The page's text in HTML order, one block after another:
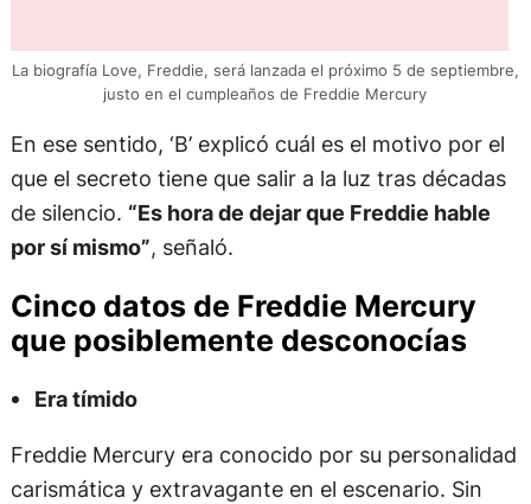
La biografía Love, Freddie, será lanzada el próximo 5 de septiembre,
justo en el cumpleaños de Freddie Mercury
En ese sentido, ‘B’ explicó cuál es el motivo por el
que el secreto tiene que salir a la luz tras décadas
de silencio. “Es hora de dejar que Freddie hable
por sí mismo”, señaló.
Cinco datos de Freddie Mercury
que posiblemente desconocías
Era tímido
Freddie Mercury era conocido por su personalidad
carismática y extravagante en el escenario. Sin